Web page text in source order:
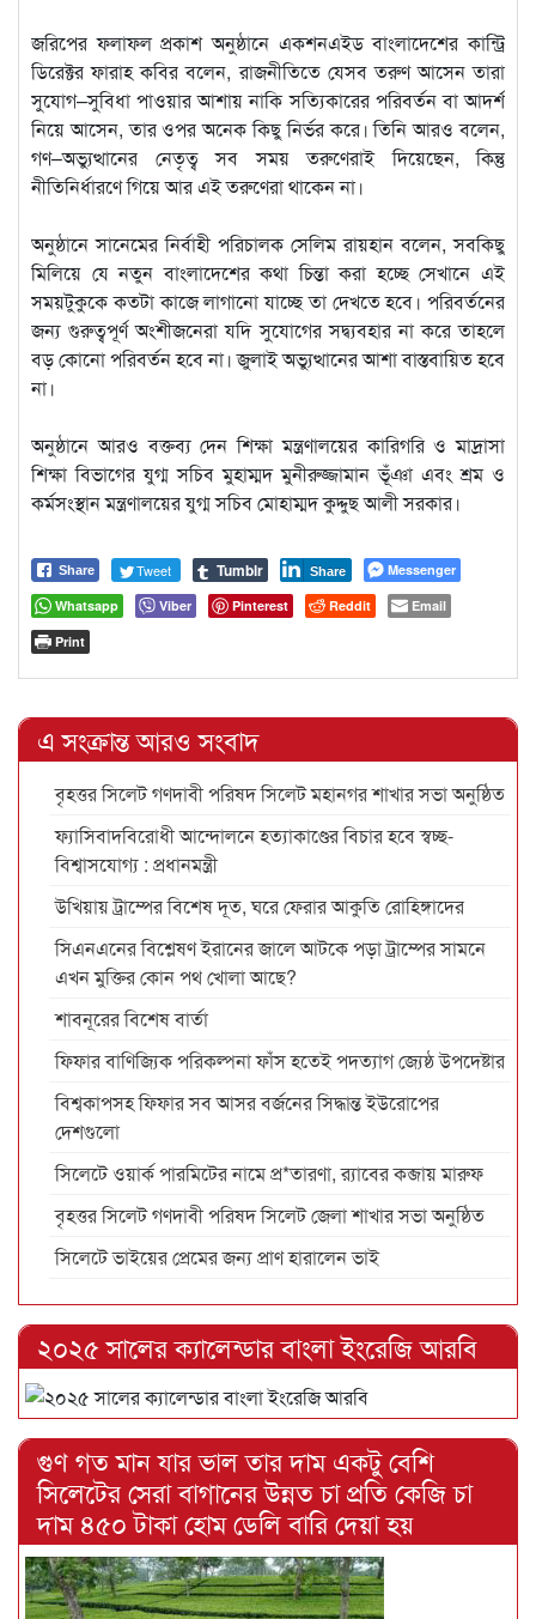
জরিপের ফলাফল প্রকাশ অনুষ্ঠানে একশনএইড বাংলাদেশের কান্ট্রি
ডিরেক্টর ফারাহ কবির বলেন, রাজনীতিতে যেসব তরুণ আসেন তারা
সুযোগ–সুবিধা পাওয়ার আশায় নাকি সত্যিকারের পরিবর্তন বা আদর্শ
নিয়ে আসেন, তার ওপর অনেক কিছু নির্ভর করে। তিনি আরও বলেন,
গণ–অভ্যুত্থানের নেতৃত্ব সব সময় তরুণেরাই দিয়েছেন, কিন্তু
নীতিনির্ধারণে গিয়ে আর এই তরুণেরা থাকেন না।
অনুষ্ঠানে সানেমের নির্বাহী পরিচালক সেলিম রায়হান বলেন, সবকিছু
মিলিয়ে যে নতুন বাংলাদেশের কথা চিন্তা করা হচ্ছে সেখানে এই
সময়টুকুকে কতটা কাজে লাগানো যাচ্ছে তা দেখতে হবে। পরিবর্তনের
জন্য গুরুত্বপূর্ণ অংশীজনেরা যদি সুযোগের সদ্ব্যবহার না করে তাহলে
বড় কোনো পরিবর্তন হবে না। জুলাই অভ্যুত্থানের আশা বাস্তবায়িত হবে
না।
অনুষ্ঠানে আরও বক্তব্য দেন শিক্ষা মন্ত্রণালয়ের কারিগরি ও মাদ্রাসা
শিক্ষা বিভাগের যুগ্ম সচিব মুহাম্মদ মুনীরুজ্জামান ভূঁঞা এবং শ্রম ও
কর্মসংস্থান মন্ত্রণালয়ের যুগ্ম সচিব মোহাম্মদ কুদ্দুছ আলী সরকার।
Share Tweet Tumblr Share
Messenger
Whatsapp
Viber Pinterest Reddit
Email
Print
এ সংক্রান্ত আরও সংবাদ
বৃহত্তর সিলেট গণদাবী পরিষদ সিলেট মহানগর শাখার সভা অনুষ্ঠিত
ফ্যাসিবাদবিরোধী আন্দোলনে হত্যাকাণ্ডের বিচার হবে স্বচ্ছ-
বিশ্বাসযোগ্য : প্রধানমন্ত্রী
উখিয়ায় ট্রাম্পের বিশেষ দূত, ঘরে ফেরার আকুতি রোহিঙ্গাদের
সিএনএনের বিশ্লেষণ ইরানের জালে আটকে পড়া ট্রাম্পের সামনে
এখন মুক্তির কোন পথ খোলা আছে?
শাবনূরের বিশেষ বার্তা
ফিফার বাণিজ্যিক পরিকল্পনা ফাঁস হতেই পদত্যাগ জ্যেষ্ঠ উপদেষ্টার
বিশ্বকাপসহ ফিফার সব আসর বর্জনের সিদ্ধান্ত ইউরোপের
দেশগুলো
সিলেটে ওয়ার্ক পারমিটের নামে প্র*তারণা, র‌্যাবের কব্জায় মারুফ
বৃহত্তর সিলেট গণদাবী পরিষদ সিলেট জেলা শাখার সভা অনুষ্ঠিত
সিলেটে ভাইয়ের প্রেমের জন্য প্রাণ হারালেন ভাই
২০২৫ সালের ক্যালেন্ডার বাংলা ইংরেজি আরবি
গুণ গত মান যার ভাল তার দাম একটু বেশি
সিলেটের সেরা বাগানের উন্নত চা প্রতি কেজি চা
দাম ৪৫০ টাকা হোম ডেলি বারি দেয়া হয়